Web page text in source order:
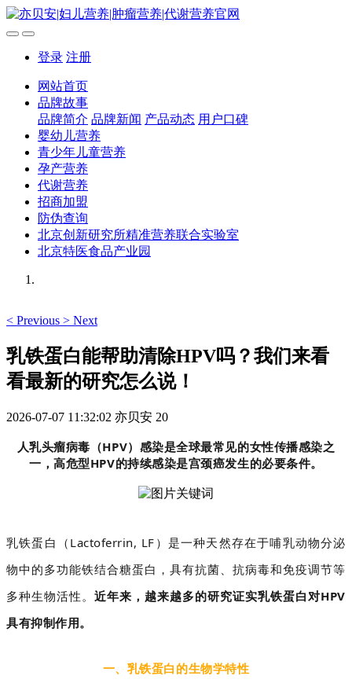
登录 注册
网站首页
品牌故事
品牌简介 品牌新闻 产品动态 用户口碑
婴幼儿营养
青少年儿童营养
孕产营养
代谢营养
招商加盟
防伪查询
北京创新研究所精准营养联合实验室
北京特医食品产业园
< Previous > Next
乳铁蛋白能帮助清除HPV吗？我们来看
看最新的研究怎么说！
2026-07-07 11:32:02 亦贝安 20
人乳头瘤病毒（HPV）感染是全球最常见的女性传播感染之
一，高危型HPV的持续感染是宫颈癌发生的必要条件。
乳铁蛋白（Lactoferrin, LF）是一种天然存在于哺乳动物分泌
物中的多功能铁结合糖蛋白，具有抗菌、抗病毒和免疫调节等
多种生物活性。近年来，越来越多的研究证实乳铁蛋白对HPV
具有抑制作用。
一、乳铁蛋白的生物学特性